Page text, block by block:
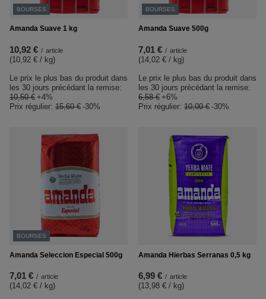
BOURSES
Amanda Suave 1 kg
10,92 € / article
(10,92 € / kg)
Le prix le plus bas du produit dans
les 30 jours précédant la remise:
10,50 € +4%
Prix régulier: 15,60 € -30%
BOURSES
Amanda Suave 500g
7,01 € / article
(14,02 € / kg)
Le prix le plus bas du produit dans
les 30 jours précédant la remise:
6,58 € +6%
Prix régulier: 10,00 € -30%
BOURSES
Amanda Seleccion Especial 500g
7,01 € / article
(14,02 € / kg)
Amanda Hierbas Serranas 0,5 kg
6,99 € / article
(13,98 € / kg)